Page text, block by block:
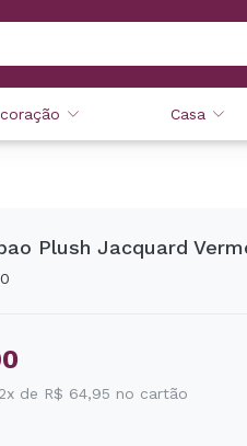
Casa
Plush Jacquard
de R$ 64,95 no cartão